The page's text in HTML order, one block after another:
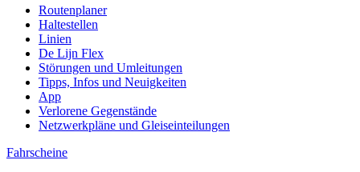
Routenplaner
Haltestellen
Linien
De Lijn Flex
Störungen und Umleitungen
Tipps, Infos und Neuigkeiten
App
Verlorene Gegenstände
Netzwerkpläne und Gleiseinteilungen
Fahrscheine